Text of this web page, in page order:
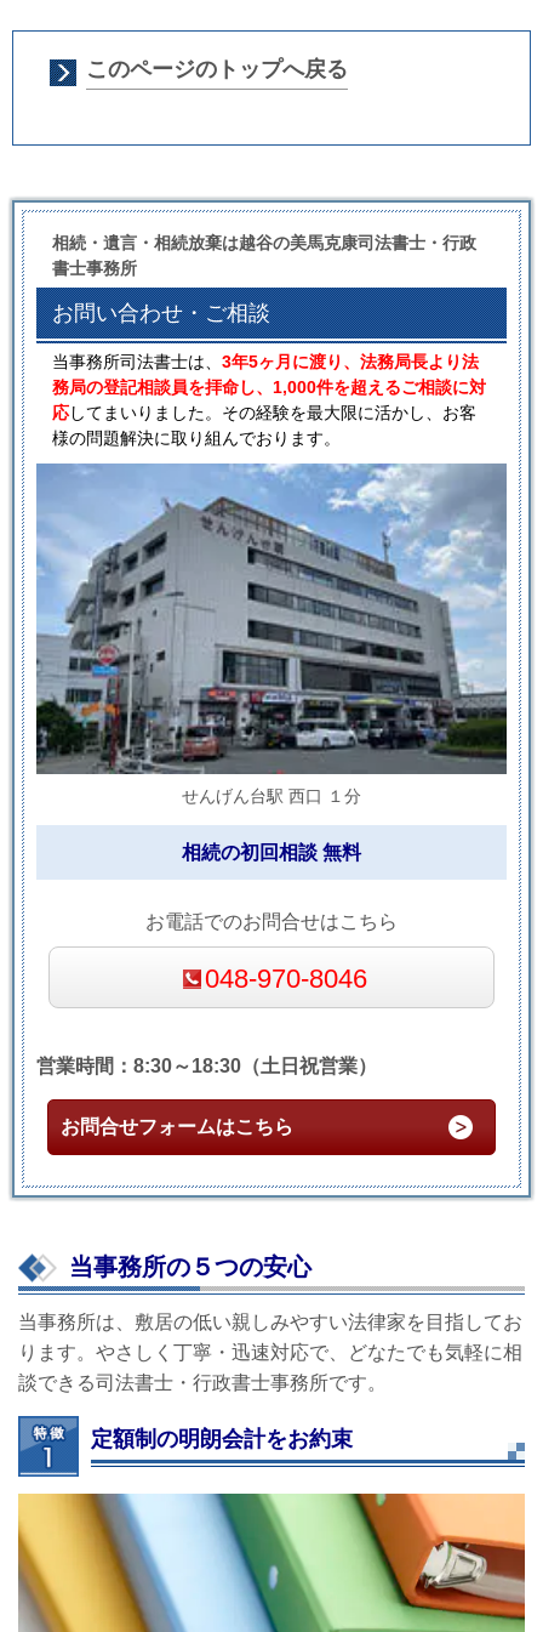
このページのトップへ戻る
相続・遺言・相続放棄は越谷の美馬克康司法書士・行政
書士事務所
お問い合わせ・ご相談
当事務所司法書士は、 3年5ヶ月に渡り、法務局長より法
務局の登記相談員を拝命し、1,000件を超えるご相談に対
応してまいりました。その経験を最大限に活かし、お客
様の問題解決に取り組んでおります。
せんげん台駅 西口 １分
相続の初回相談 無料
お電話でのお問合せはこちら
048-970-8046
営業時間：8:30～18:30（土日祝営業）
お問合せフォームはこちら
当事務所の５つの安心
当事務所は、敷居の低い親しみやすい法律家を目指してお
ります。やさしく丁寧・迅速対応で、どなたでも気軽に相
談できる司法書士・行政書士事務所です。
定額制の明朗会計をお約束